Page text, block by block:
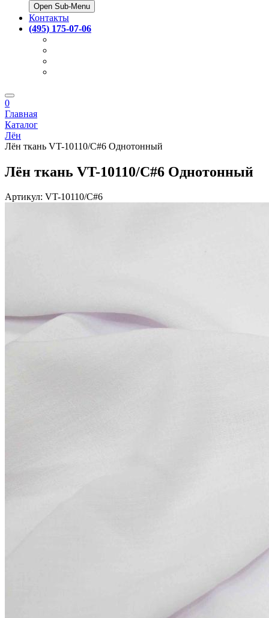
Open Sub-Menu
Контакты
(495) 175-07-06
0
Главная
Каталог
Лён
Лён ткань VT-10110/C#6 Однотонный
Лён ткань VT-10110/C#6 Однотонный
Артикул: VT-10110/C#6